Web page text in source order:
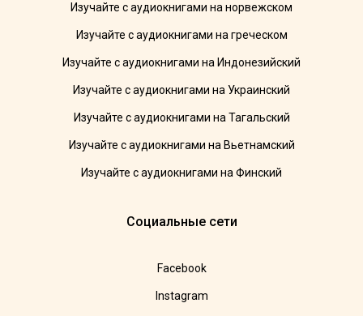
Изучайте с аудиокнигами на норвежском
Изучайте с аудиокнигами на греческом
Изучайте с аудиокнигами на Индонезийский
Изучайте с аудиокнигами на Украинский
Изучайте с аудиокнигами на Тагальский
Изучайте с аудиокнигами на Вьетнамский
Изучайте с аудиокнигами на Финский
Социальные сети
Facebook
Instagram